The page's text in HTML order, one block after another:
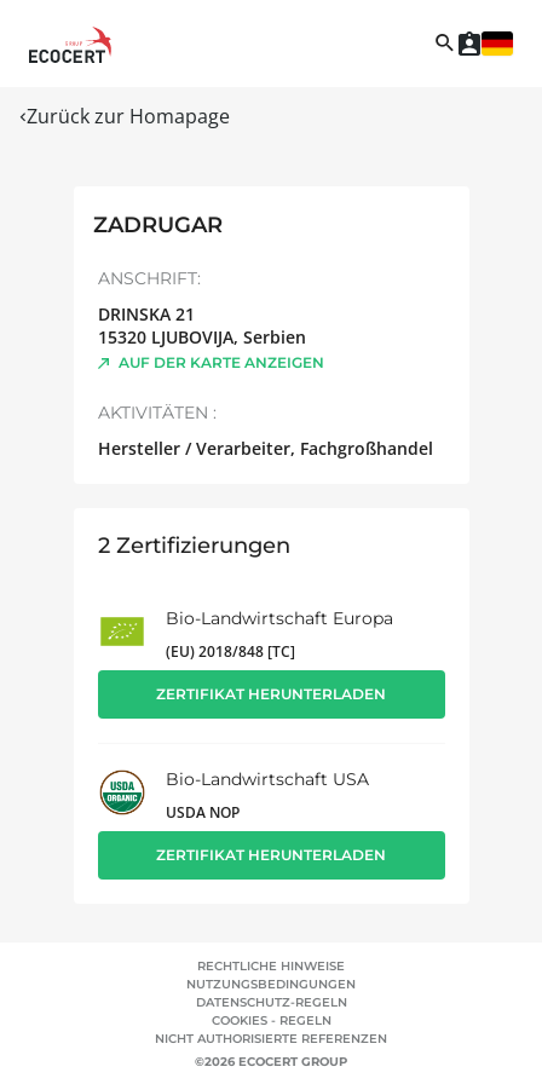
Zurück zur Homapage
ZADRUGAR
ANSCHRIFT:
DRINSKA 21
15320 LJUBOVIJA, Serbien
AUF DER KARTE ANZEIGEN
AKTIVITÄTEN :
Hersteller / Verarbeiter, Fachgroßhandel
2Zertifizierungen
Bio-Landwirtschaft Europa
(EU) 2018/848 [TC]
ZERTIFIKAT HERUNTERLADEN
Bio-Landwirtschaft USA
USDA NOP
ZERTIFIKAT HERUNTERLADEN
RECHTLICHE HINWEISE
NUTZUNGSBEDINGUNGEN
DATENSCHUTZ-REGELN
COOKIES - REGELN
NICHT AUTHORISIERTE REFERENZEN
©2026 ECOCERT GROUP